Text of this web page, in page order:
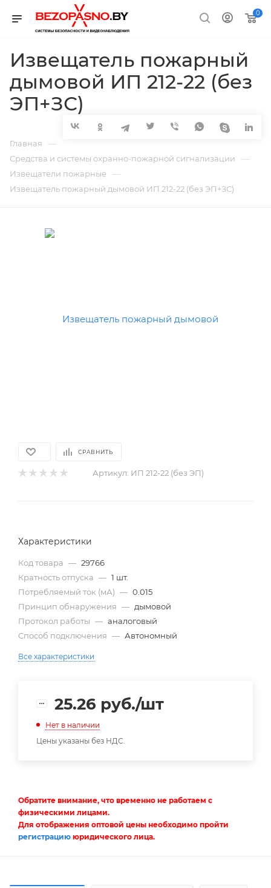
0
Извещатель пожарный
дымовой ИП 212-22 (без
ЭП+ЗС)
Главная —
Средства и системы охранно-пожарной сигнализации —
Извещатели пожарные —
Извещатель пожарный дымовой ИП 212-22 (без ЭП+ЗС)
СРАВНИТЬ
Артикул: ИП 212-22 (без ЭП)
Характеристики
Код товара — 29766
Кратность отпуска — 1 шт.
Потребляемый ток (мА) — 0.015
Принцип обнаружения — дымовой
Протокол работы — аналоговый
Способ подключения — Автономный
Все характеристики
25.26 руб./шт
Нет в наличии
Цены указаны без НДС.
Обратите внимание, что временно не работаем с
физическими лицами.
Для отображения оптовой цены необходимо пройти
регистрацию юридического лица.